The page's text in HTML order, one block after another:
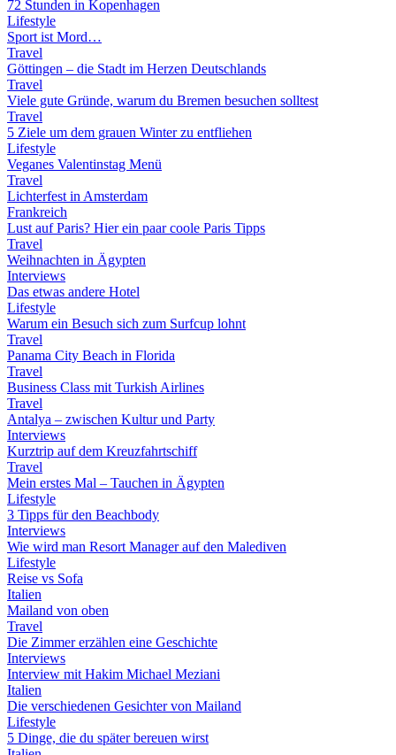
72 Stunden in Kopenhagen
Lifestyle
Sport ist Mord…
Travel
Göttingen – die Stadt im Herzen Deutschlands
Travel
Viele gute Gründe, warum du Bremen besuchen solltest
Travel
5 Ziele um dem grauen Winter zu entfliehen
Lifestyle
Veganes Valentinstag Menü
Travel
Lichterfest in Amsterdam
Frankreich
Lust auf Paris? Hier ein paar coole Paris Tipps
Travel
Weihnachten in Ägypten
Interviews
Das etwas andere Hotel
Lifestyle
Warum ein Besuch sich zum Surfcup lohnt
Travel
Panama City Beach in Florida
Travel
Business Class mit Turkish Airlines
Travel
Antalya – zwischen Kultur und Party
Interviews
Kurztrip auf dem Kreuzfahrtschiff
Travel
Mein erstes Mal – Tauchen in Ägypten
Lifestyle
3 Tipps für den Beachbody
Interviews
Wie wird man Resort Manager auf den Malediven
Lifestyle
Reise vs Sofa
Italien
Mailand von oben
Travel
Die Zimmer erzählen eine Geschichte
Interviews
Interview mit Hakim Michael Meziani
Italien
Die verschiedenen Gesichter von Mailand
Lifestyle
5 Dinge, die du später bereuen wirst